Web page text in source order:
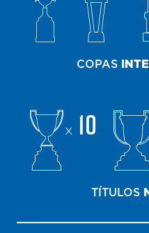
COPAS
x 10
TÍTULOS